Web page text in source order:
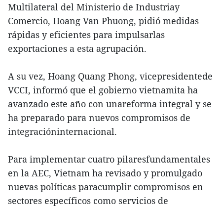
Multilateral del Ministerio de Industriay
Comercio, Hoang Van Phuong, pidió medidas
rápidas y eficientes para impulsarlas
exportaciones a esta agrupación.
A su vez, Hoang Quang Phong, vicepresidentede
VCCI, informó que el gobierno vietnamita ha
avanzado este año con unareforma integral y se
ha preparado para nuevos compromisos de
integracióninternacional.
Para implementar cuatro pilaresfundamentales
en la AEC, Vietnam ha revisado y promulgado
nuevas políticas paracumplir compromisos en
sectores específicos como servicios de